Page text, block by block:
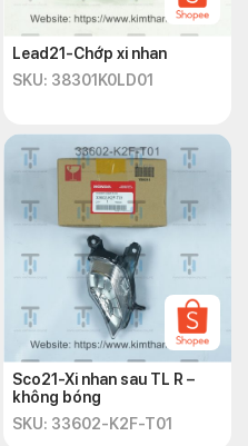
Lead21-Chớp xi nhan
SKU: 38301K0LD01
Sco21-Xi nhan sau TL R –
không bóng
SKU: 33602-K2F-T01